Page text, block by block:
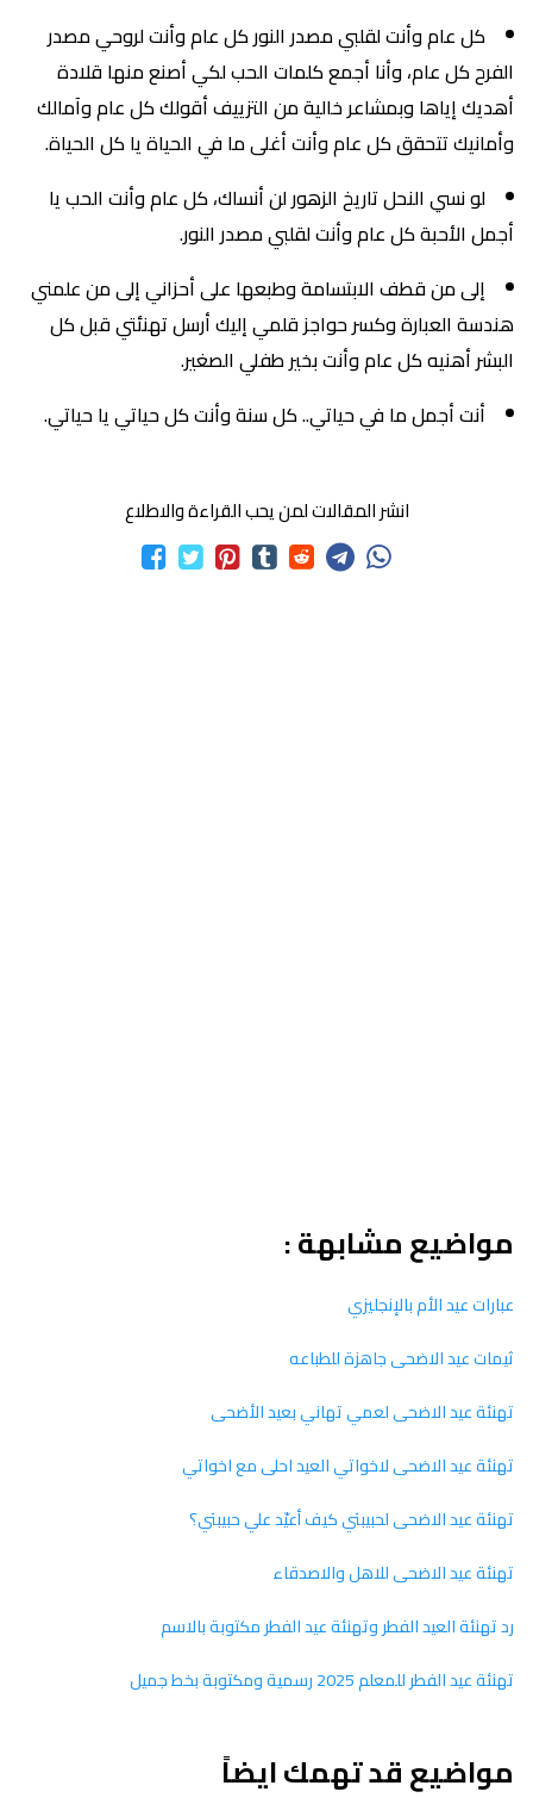
كل عام وأنت لقلبي مصدر النور كل عام وأنت لروحي مصدر
الفرح كل عام، وأنا أجمع كلمات الحب لكي أصنع منها قلادة
أهديك إياها وبمشاعر خالية من التزييف أقولك كل عام وآمالك
وأمانيك تتحقق كل عام وأنت أغلى ما في الحياة يا كل الحياة.
لو نسي النحل تاريخ الزهور لن أنساك، كل عام وأنت الحب يا
أجمل الأحبة كل عام وأنت لقلبي مصدر النور.
إلى من قطف الابتسامة وطبعها على أحزاني إلى من علمني
هندسة العبارة وكسر حواجز قلمي إليك أرسل تهنئتي قبل كل
البشر أهنيه كل عام وأنت بخير طفلي الصغير.
أنت أجمل ما في حياتي.. كل سنة وأنت كل حياتي يا حياتي.
انشر المقالات لمن يحب القراءة والاطلاع
مواضيع مشابهة :
عبارات عيد الأم بالإنجليزي
ثيمات عيد الاضحى جاهزة للطباعه
تهنئة عيد الاضحى لعمي تهاني بعيد الأضحى
تهنئة عيد الاضحى لاخواتي العيد احلى مع اخواتي
تهنئة عيد الاضحى لحبيبتي كيف أعيّد علي حبيبتي؟
تهنئة عيد الاضحى للاهل والاصدقاء
رد تهنئة العيد الفطر وتهنئة عيد الفطر مكتوبة بالاسم
تهنئة عيد الفطر للمعلم 2025 رسمية ومكتوبة بخط جميل
مواضيع قد تهمك ايضاً